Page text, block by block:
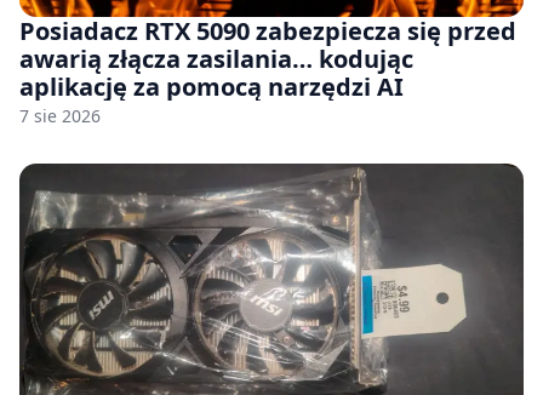
Posiadacz RTX 5090 zabezpiecza się przed
awarią złącza zasilania… kodując
aplikację za pomocą narzędzi AI
7 sie 2026